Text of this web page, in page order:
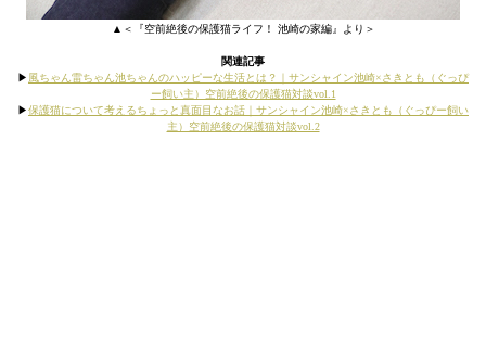
▲＜『空前絶後の保護猫ライフ！ 池崎の家編』より＞
関連記事
▶︎ 風ちゃん雷ちゃん池ちゃんのハッピーな生活とは？｜サンシャイン池崎×さきとも（ぐっぴ
ー飼い主）空前絶後の保護猫対談vol.1
▶︎保護猫について考えるちょっと真面目なお話｜サンシャイン池崎×さきとも（ぐっぴー飼い
主）空前絶後の保護猫対談vol.2